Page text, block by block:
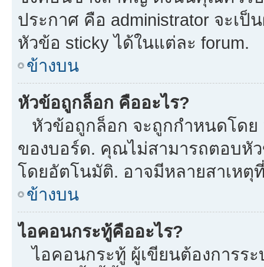
ประกาศ คือ administrator จะเ
หัวข้อ sticky ได้ในแต่ละ forum.
ข้างบน
หัวข้อถูกล็อก คืออะไร?
หัวข้อถูกล็อก จะถูกกำหนดโดย
ของบอร์ด. คุณไม่สามารถตอบหั
โดยอัตโนมัติ. อาจมีหลายสาเหตุ
ข้างบน
ไอคอนกระทู้คืออะไร?
ไอคอนกระทู้ ผู้เขียนต้องการร